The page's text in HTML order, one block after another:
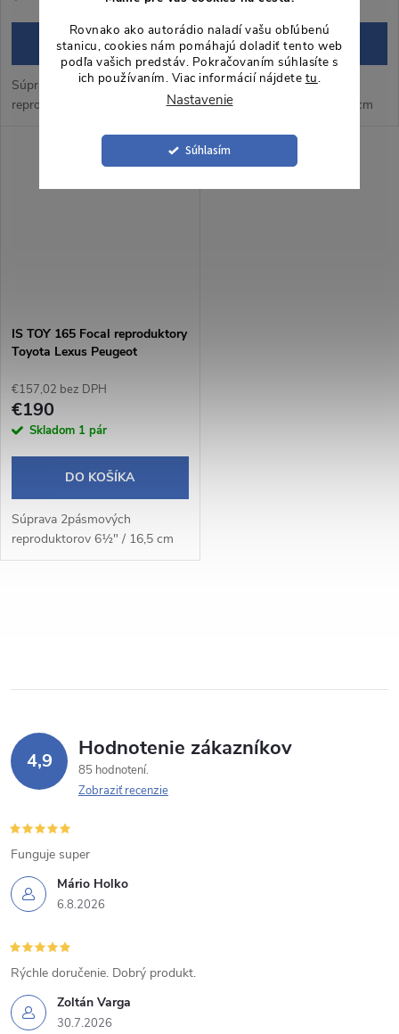
Rovnako ako autorádio naladí vašu obľúbenú
stanicu, cookies nám pomáhajú doladiť tento web
podľa vašich predstáv. Pokračovaním súhlasíte s
ich používaním. Viac informácií nájdete tu.
Nastavenie
Súhlasím
DO KOŠÍKA
Súprava 2pásmových
reproduktorov 6½" / 16,5 cm
DO KOŠÍKA
Súprava 2pásmových
reproduktorov 6½" / 16,5 cm
IS TOY 165 Focal reproduktory
Toyota Lexus Peugeot
€157,02 bez DPH
€190
Skladom 1 pár
DO KOŠÍKA
Súprava 2pásmových
reproduktorov 6½" / 16,5 cm
l
d
a
c
i
e
p
r
v
4,9 Hodnotenie zákazníkov
85 hodnotení
Zobraziť recenzie
Mário Holko
6.8.2026
Funguje super
Zoltán Varga
30.7.2026
Rýchle doručenie. Dobrý produkt.